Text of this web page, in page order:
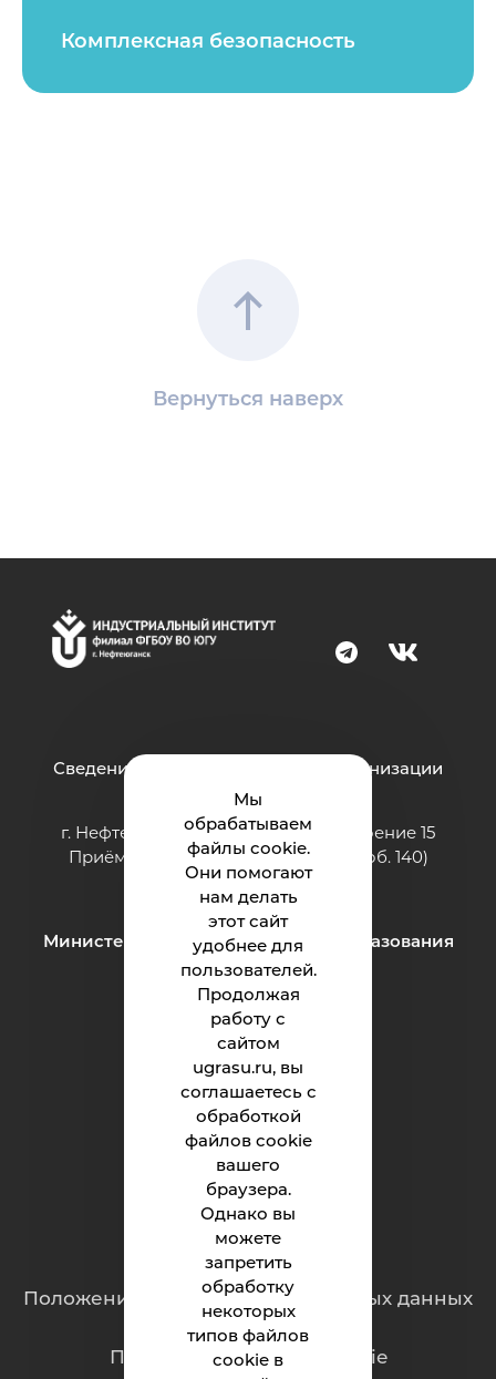
Мы
обрабатываем
файлы cookie.
Они помогают
нам делать
этот сайт
удобнее для
пользователей.
Продолжая
работу с
сайтом
ugrasu.ru, вы
соглашаетесь с
обработкой
файлов cookie
вашего
браузера.
Однако вы
можете
запретить
обработку
некоторых
типов файлов
cookie в
Комплексная безопасность
Вернуться наверх
Сведения об образовательной организации
г. Нефтеюганск, ул. Строителей, строение 15
Приёмная: тел.: 8 (3463) 200-994 (доб. 140)
e-mail: ii@ugrasu.ru
Министерство науки и высшего образования
Российской Федерации
Институт
Абитуриенту
Студенту
Родителям
Обращения граждан
Положение о защите персональных данных
Политика обработки cookie